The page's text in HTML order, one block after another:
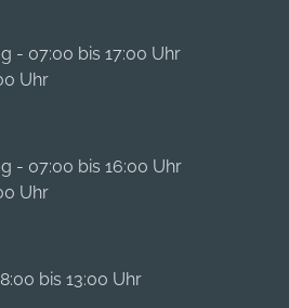
- 07:00 bis 17:00 Uhr
Uhr
- 07:00 bis 16:00 Uhr
Uhr
bis 13:00 Uhr